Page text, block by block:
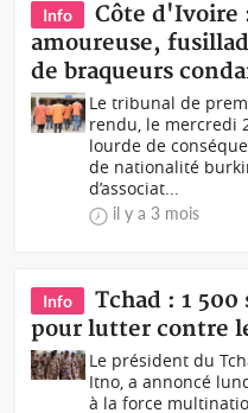
Info
Côte d'Ivoire
amoureuse,
de braqueurs
Le tribunal de
rendu, le mercredi
lourde de
de nationalité
d’associat...
il y a 3 mois
Info
Tchad : 1
pour lutter contre
Le président du
Itno, a annoncé
à la force